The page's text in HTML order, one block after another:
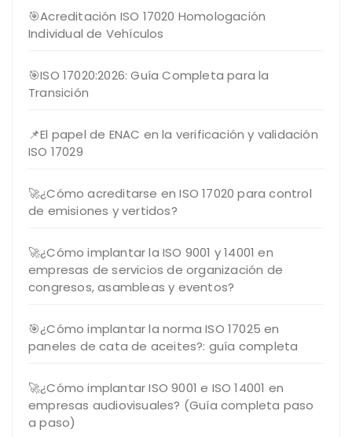
🎯Acreditación ISO 17020 Homologación
Individual de Vehículos
🎯ISO 17020:2026: Guía Completa para la
Transición
📌El papel de ENAC en la verificación y validación
ISO 17029
🚀¿Cómo acreditarse en ISO 17020 para control
de emisiones y vertidos?
🚀¿Cómo implantar la ISO 9001 y 14001 en
empresas de servicios de organización de
congresos, asambleas y eventos?
🎯¿Cómo implantar la norma ISO 17025 en
paneles de cata de aceites?: guía completa
🚀¿Cómo implantar ISO 9001 e ISO 14001 en
empresas audiovisuales? (Guía completa paso
a paso)